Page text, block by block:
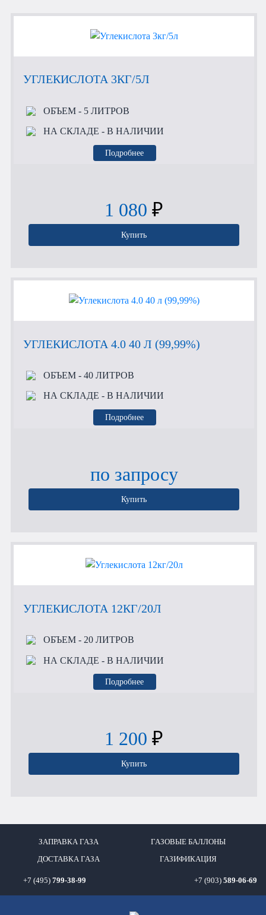
УГЛЕКИСЛОТА 3КГ/5Л
ОБЪЕМ- 5 ЛИТРОВ
НА СКЛАДЕ - В НАЛИЧИИ
Подробнее
1 080 ₽
Купить
УГЛЕКИСЛОТА 4.0 40 Л (99,99%)
ОБЪЕМ- 40 ЛИТРОВ
НА СКЛАДЕ - В НАЛИЧИИ
Подробнее
по запросу
Купить
УГЛЕКИСЛОТА 12КГ/20Л
ОБЪЕМ- 20 ЛИТРОВ
НА СКЛАДЕ - В НАЛИЧИИ
Подробнее
1 200 ₽
Купить
ЗАПРАВКА ГАЗА ГАЗОВЫЕ БАЛЛОНЫ
ДОСТАВКА ГАЗА ГАЗИФИКАЦИЯ
+7 (495) 799-38-99 +7 (903) 589-06-69